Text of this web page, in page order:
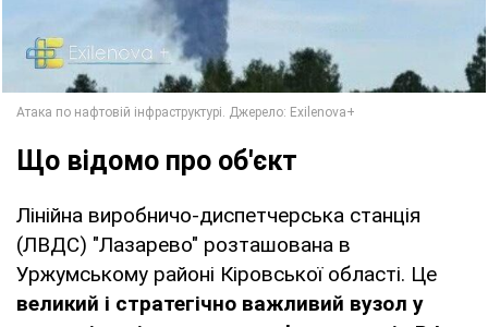
Що відомо про об'єкт
Лінійна виробничо-диспетчерська станція
(ЛВДС) "Лазарево" розташована в
Уржумському районі Кіровської області. Це
великий і стратегічно важливий вузол у